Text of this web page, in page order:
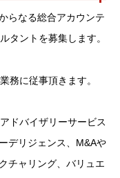
らなる総合アカウンテ
タントを募集します。
務に従事頂きます。
ドバイザリーサービス
デリジェンス、M&Aや
チャリング、バリュエ